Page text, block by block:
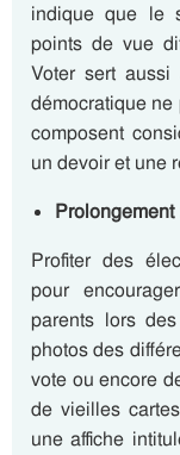
indique que le
points de vue
Voter sert
démocratique
composent
un devoir et une
Prolongement
Profiter des
pour
parents lors
photos des
vote ou encore
de vieilles
une affiche